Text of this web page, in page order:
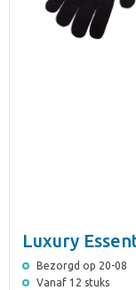
Luxury
Bezorgd op 20-08
Vanaf 12 stuks